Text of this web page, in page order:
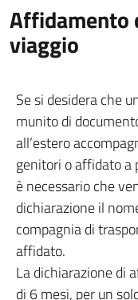
Affidamento
viaggio
Se si desidera che
munito di
all’estero
genitori o affidato a
è necessario che
dichiarazione il
compagnia di
affidato.
La dichiarazione di
di 6 mesi, per un